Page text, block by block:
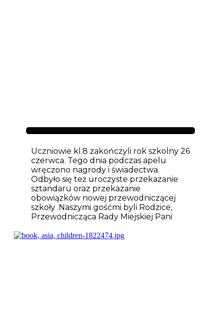
Aktualności
Uczniowie kl.8 zakończyli rok szkolny 26
czerwca. Tego dnia podczas apelu
wręczono nagrody i świadectwa.
Odbyło się też uroczyste przekazanie
sztandaru oraz przekazanie
obowiązków nowej przewodniczącej
szkoły .Naszymi gośćmi byli Rodzice,
Przewodnicząca Rady Miejskiej Pani